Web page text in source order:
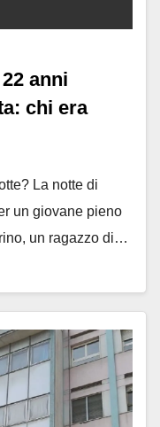
anni
chi era
La notte di
un giovane pieno
un ragazzo di…